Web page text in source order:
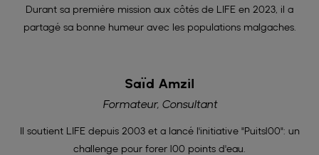
Durant sa première mission aux côtés de LIFE en 2023, il a
partagé sa bonne humeur avec les populations malgaches.
Saïd Amzil
Formateur, Consultant
Il soutient LIFE depuis 2003 et a lancé l'initiative "Puits100": un
challenge pour forer 100 points d'eau.